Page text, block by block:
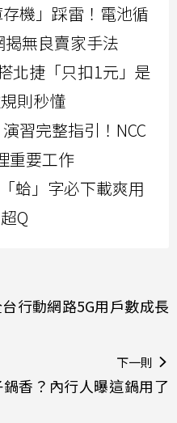
機」踩雷！電池循
無良賣家手法
北捷「只扣1元」是
則秒懂
習完整指引！NCC
重要工作
蛤」字必下載爽用
Q
行動網路5G用戶數成長
下一則
香？內行人曝這鍋用了